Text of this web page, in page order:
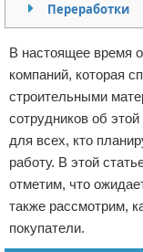
Обзоры услуг
Деловое
Менеджмент
Переработки
В настоящее время
компаний, которая
строительными
сотрудников об
для всех, кто
работу. В этой
отметим, что
также рассмотрим,
покупатели.